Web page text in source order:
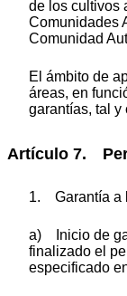
de los cultivos
Comunidades
Comunidad
El ámbito de
áreas, en
garantías, tal y
Artículo 7.
1. Garantía a
a) Inicio de
finalizado el
especificado